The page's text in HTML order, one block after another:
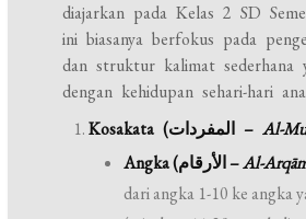
diajarkan pada Kelas 2 SD
ini biasanya berfokus pada
dan struktur kalimat sederhana
dengan kehidupan sehari-hari
Kosakata (المفردات –Al-
Angka (الأرقام –Al-
dari angka 1-10 ke angka